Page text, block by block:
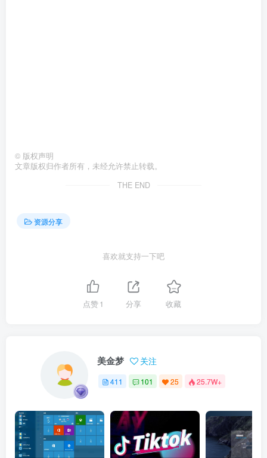
© 版权声明
文章版权归作者所有，未经允许禁止转载。
THE END
资源分享
喜欢就支持一下吧
点赞1 分享 收藏
美金梦 关注
411 101 25 25.7W+